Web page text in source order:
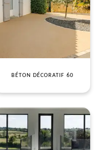
BÉTON DÉCORATIF 60